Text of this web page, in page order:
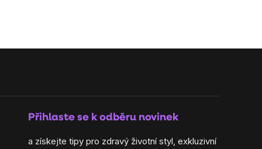
Přihlaste se k odběru novinek
a získejte tipy pro zdravý životní styl, exkluzivní